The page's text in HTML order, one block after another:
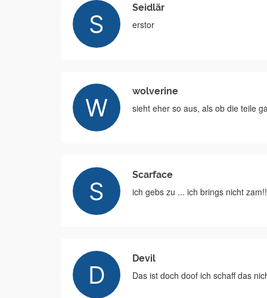
Seidlär
erstor
wolverine
sieht eher so aus, als ob die teile
Scarface
ich gebs zu ... ich brings nicht
Devil
Das ist doch doof ich schaff das